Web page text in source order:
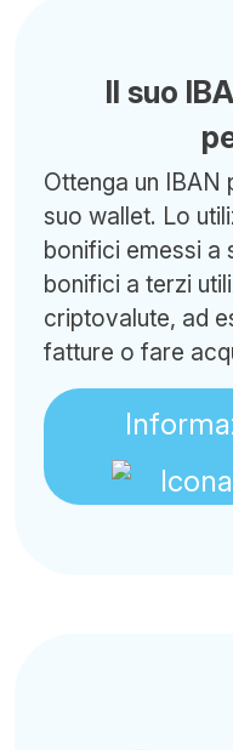
Il suo
Ottenga un IBAN
suo wallet. Lo
bonifici emessi a
bonifici a terzi
criptovalute, ad
fatture o fare